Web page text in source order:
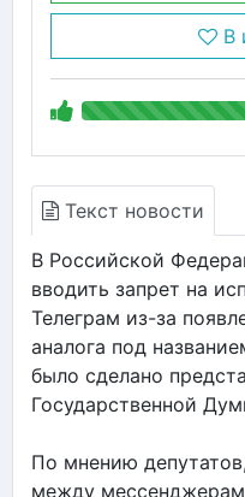
В
Текст новости
В Российской
вводить запрет на
Телеграм из-за
аналога под
было сделано
Государственной
По мнению
между